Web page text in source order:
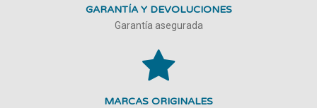
GARANTÍA Y DEVOLUCIONES
Garantía asegurada
MARCAS ORIGINALES